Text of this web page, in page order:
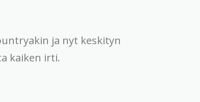
ja nyt keskityn
kaiken irti.